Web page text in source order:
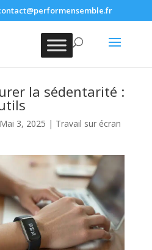
la sédentarité :
Mai 3, 2025 | Travail sur écran